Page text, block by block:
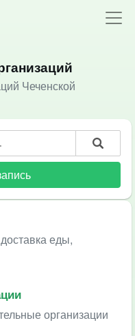
Чеченской
еды,
организации